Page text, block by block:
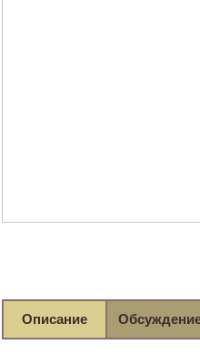
Описание